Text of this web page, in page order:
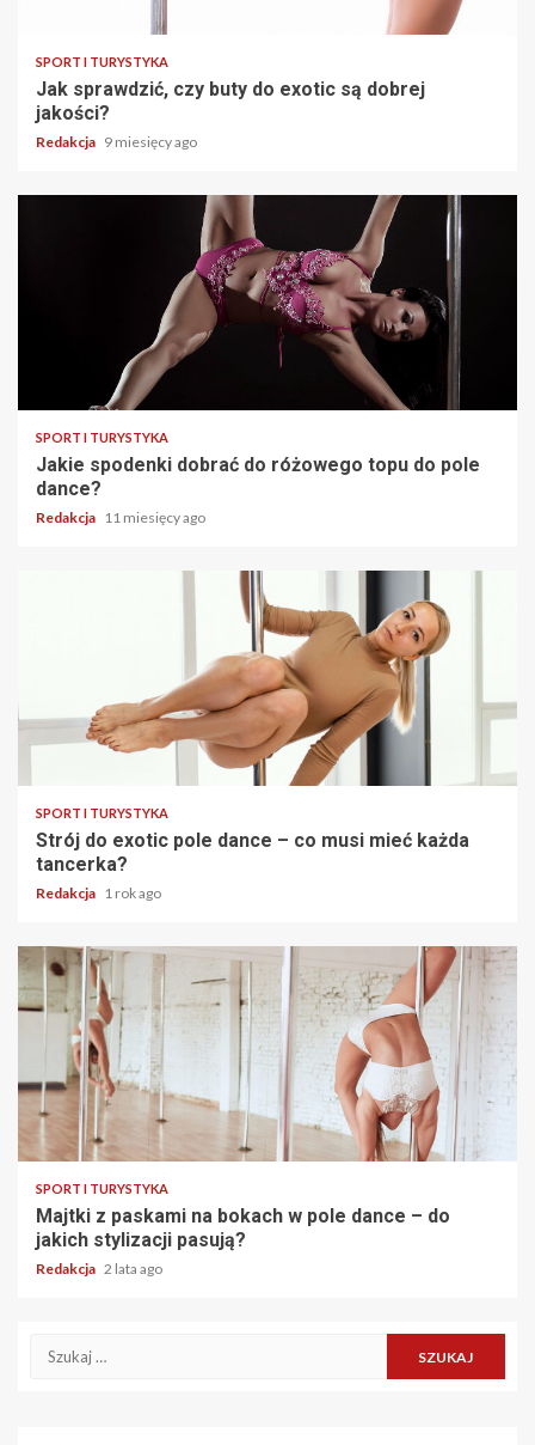
SPORT I TURYSTYKA
Jak sprawdzić, czy buty do exotic są dobrej
jakości?
Redakcja 9 miesięcy ago
SPORT I TURYSTYKA
Jakie spodenki dobrać do różowego topu do pole
dance?
Redakcja 11 miesięcy ago
SPORT I TURYSTYKA
Strój do exotic pole dance – co musi mieć każda
tancerka?
Redakcja 1 rok ago
SPORT I TURYSTYKA
Majtki z paskami na bokach w pole dance – do
jakich stylizacji pasują?
Redakcja 2 lata ago
Szukaj: